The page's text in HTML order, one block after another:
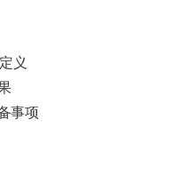
义
事项